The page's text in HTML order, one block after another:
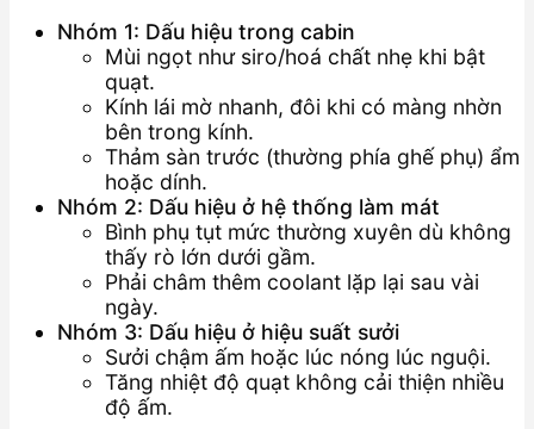
Nhóm 1: Dấu hiệu trong cabin
Mùi ngọt như siro/hoá chất nhẹ khi bật
quạt.
Kính lái mờ nhanh, đôi khi có màng nhờn
bên trong kính.
Thảm sàn trước (thường phía ghế phụ) ẩm
hoặc dính.
Nhóm 2: Dấu hiệu ở hệ thống làm mát
Bình phụ tụt mức thường xuyên dù không
thấy rò lớn dưới gầm.
Phải châm thêm coolant lặp lại sau vài
ngày.
Nhóm 3: Dấu hiệu ở hiệu suất sưởi
Sưởi chậm ấm hoặc lúc nóng lúc nguội.
Tăng nhiệt độ quạt không cải thiện nhiều
độ ấm.